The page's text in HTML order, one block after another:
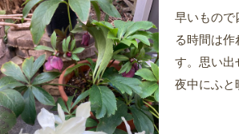
早いもので
る時間は
す。思い出
夜中にふと